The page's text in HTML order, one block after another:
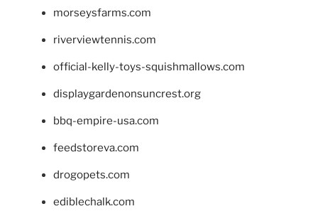
morseysfarms.com
riverviewtennis.com
official-kelly-toys-squishmallows.com
displaygardenonsuncrest.org
bbq-empire-usa.com
feedstoreva.com
drogopets.com
ediblechalk.com